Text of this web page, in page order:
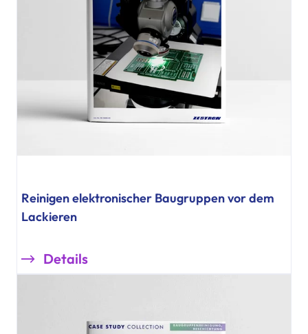
Reinigen elektronischer Baugruppen vor dem
Lackieren
Details